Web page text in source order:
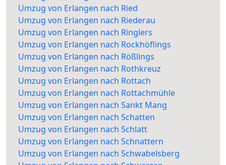
Umzug von Erlangen nach Ried
Umzug von Erlangen nach Riederau
Umzug von Erlangen nach Ringlers
Umzug von Erlangen nach Rockhöflings
Umzug von Erlangen nach Rößlings
Umzug von Erlangen nach Rothkreuz
Umzug von Erlangen nach Rottach
Umzug von Erlangen nach Rottachmühle
Umzug von Erlangen nach Sankt Mang
Umzug von Erlangen nach Schatten
Umzug von Erlangen nach Schlatt
Umzug von Erlangen nach Schnattern
Umzug von Erlangen nach Schwabelsberg